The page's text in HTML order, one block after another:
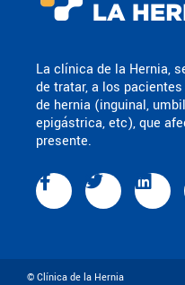
La clínica de la Hernia,
de tratar, a los
de hernia (inguinal,
epigástrica, etc), que
presente.
© Clínica de la Hernia